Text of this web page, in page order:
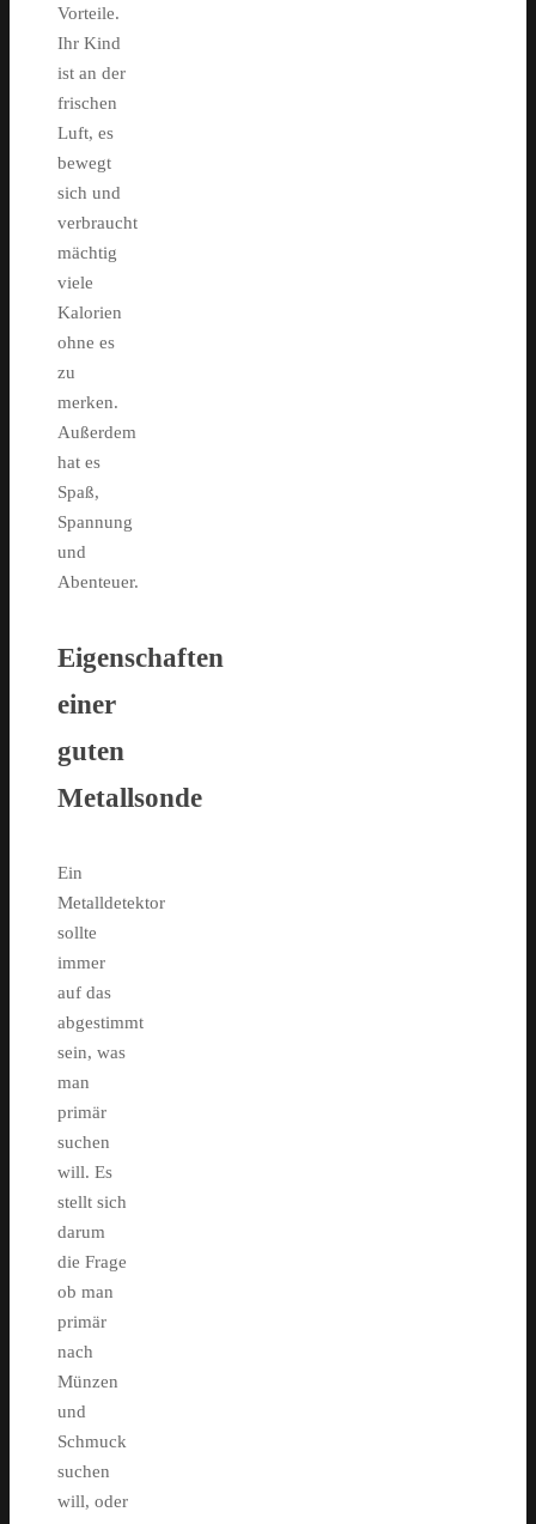
Vorteile.
Ihr Kind
ist an der
frischen
Luft, es
bewegt
sich und
verbraucht
mächtig
viele
Kalorien
ohne es
zu
merken.
Außerdem
hat es
Spaß,
Spannung
und
Abenteuer.
Eigenschaften
einer
guten
Metallsonde
Ein
Metalldetektor
sollte
immer
auf das
abgestimmt
sein, was
man
primär
suchen
will. Es
stellt sich
darum
die Frage
ob man
primär
nach
Münzen
und
Schmuck
suchen
will, oder